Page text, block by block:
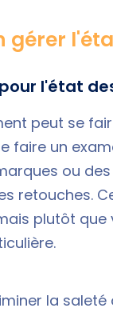
gérer
l'état
peut se
faire un
ou
retouches.
plutôt que
la saleté